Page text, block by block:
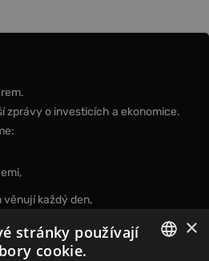
zprávy o investicích a ekonomice.
každý den,
×
stránky používají
cookie.